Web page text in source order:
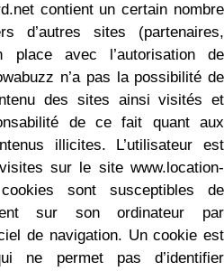
contient un certain nombre
d’autres sites (partenaires,
avec l’autorisation de
n’a pas la possibilité de
des sites ainsi visités et
de ce fait quant aux
illicites. L’utilisateur est
sur le site www.location-
sont susceptibles de
sur son ordinateur par
de navigation. Un cookie est
ne permet pas d’identifier